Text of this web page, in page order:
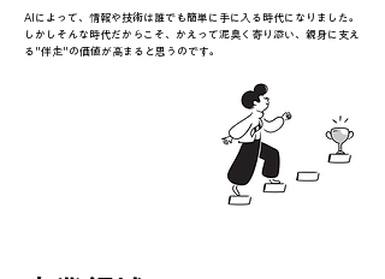
AIによって、情報や技術は誰でも簡単に手に入る時代になりました。
しかしそんな時代だからこそ、かえって泥臭く寄り添い、親身に支え
る"伴走"の価値が高まると思うのです。